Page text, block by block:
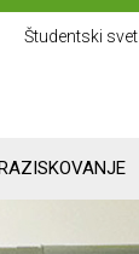
Študentski svet